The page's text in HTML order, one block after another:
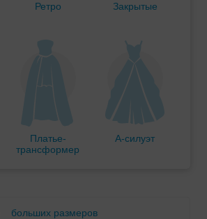
Ретро Закрытые
Платье-
трансформер
А-силуэт
больших размеров